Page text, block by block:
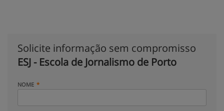
Solicite informação sem compromisso
ESJ - Escola de Jornalismo de Porto
NOME